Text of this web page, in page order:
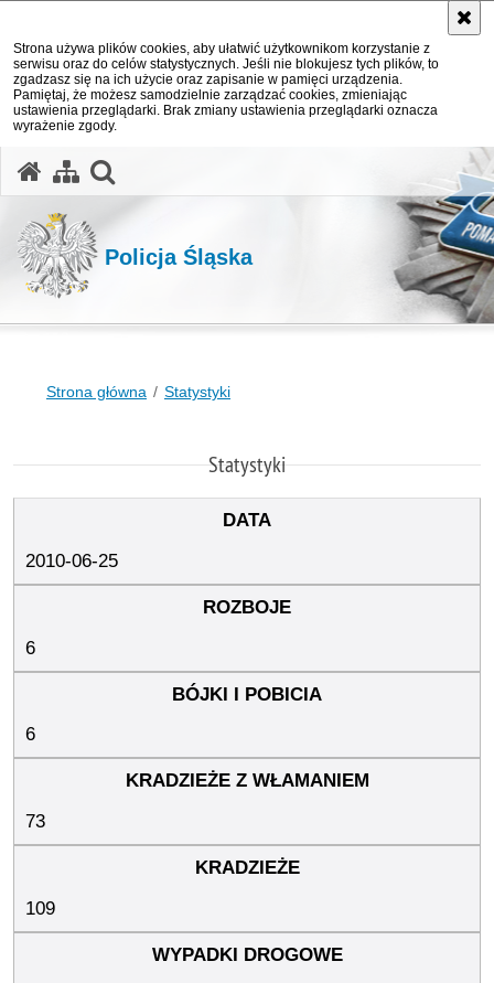
Strona używa plików cookies, aby ułatwić użytkownikom korzystanie z
serwisu oraz do celów statystycznych. Jeśli nie blokujesz tych plików, to
zgadzasz się na ich użycie oraz zapisanie w pamięci urządzenia.
Pamiętaj, że możesz samodzielnie zarządzać cookies, zmieniając
ustawienia przeglądarki. Brak zmiany ustawienia przeglądarki oznacza
wyrażenie zgody.
Policja Śląska
Strona główna Statystyki
Statystyki
2010-06-25
6
6
73
109